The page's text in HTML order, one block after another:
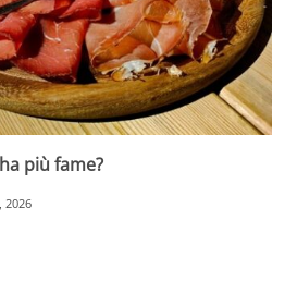
più fame?
2026